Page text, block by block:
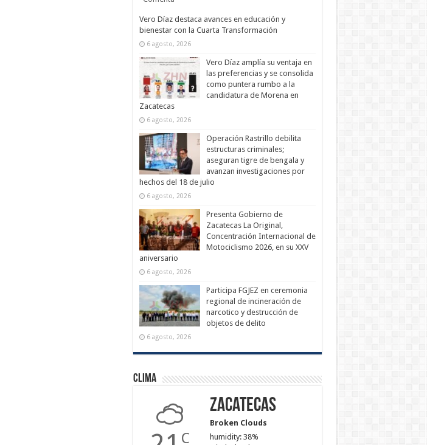
Vero Díaz destaca avances en educación y
bienestar con la Cuarta Transformación
6 agosto, 2026
Vero Díaz amplía su ventaja en
las preferencias y se consolida
como puntera rumbo a la
candidatura de Morena en
Zacatecas
6 agosto, 2026
Operación Rastrillo debilita
estructuras criminales;
aseguran tigre de bengala y
avanzan investigaciones por
hechos del 18 de julio
6 agosto, 2026
Presenta Gobierno de
Zacatecas La Original,
Concentración Internacional de
Motociclismo 2026, en su XXV
aniversario
6 agosto, 2026
Participa FGJEZ en ceremonia
regional de incineración de
narcotico y destrucción de
objetos de delito
6 agosto, 2026
Clima
C
Zacatecas
Broken Clouds
humidity: 38%